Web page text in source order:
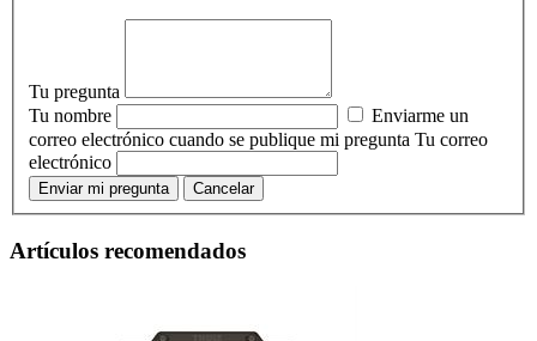
Tu pregunta
Tu nombre
Enviarme un
correo electrónico cuando se publique mi pregunta Tu correo
electrónico
Enviar mi pregunta Cancelar
Artículos recomendados